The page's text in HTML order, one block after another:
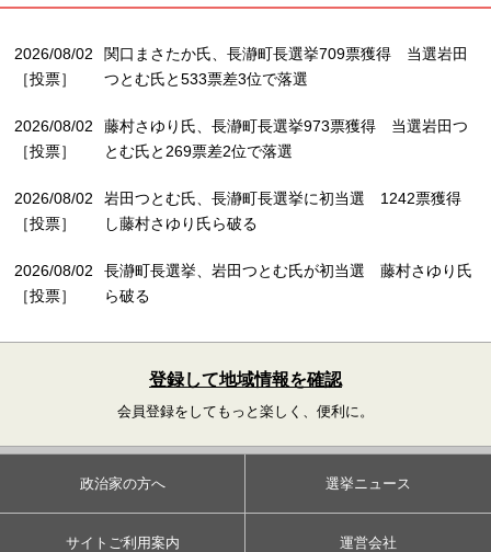
2026/08/02
［投票］
関口まさたか氏、長瀞町長選挙709票獲得 当選岩田
つとむ氏と533票差3位で落選
2026/08/02
［投票］
藤村さゆり氏、長瀞町長選挙973票獲得 当選岩田つ
とむ氏と269票差2位で落選
2026/08/02
［投票］
岩田つとむ氏、長瀞町長選挙に初当選 1242票獲得
し藤村さゆり氏ら破る
2026/08/02
［投票］
長瀞町長選挙、岩田つとむ氏が初当選 藤村さゆり氏
ら破る
登録して地域情報を確認
会員登録をしてもっと楽しく、便利に。
政治家の方へ 選挙ニュース
サイトご利用案内 運営会社